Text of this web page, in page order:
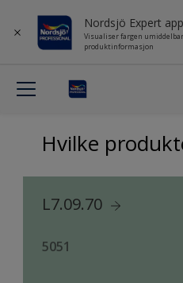
Nordsjö Expert app
Visualiser fargen
produktinformasjon
Hvilke
L7.09.70
5051